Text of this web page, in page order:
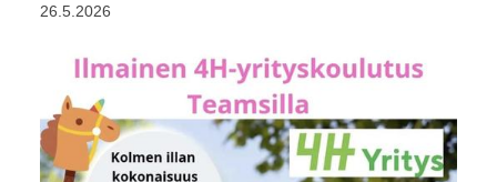
26.5.2026